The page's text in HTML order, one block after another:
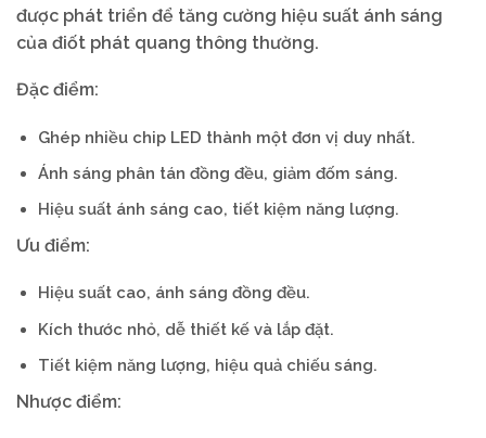
được phát triển để tăng cường hiệu suất ánh sáng
của điốt phát quang thông thường.
Đặc điểm:
Ghép nhiều chip LED thành một đơn vị duy nhất.
Ánh sáng phân tán đồng đều, giảm đốm sáng.
Hiệu suất ánh sáng cao, tiết kiệm năng lượng.
Ưu điểm:
Hiệu suất cao, ánh sáng đồng đều.
Kích thước nhỏ, dễ thiết kế và lắp đặt.
Tiết kiệm năng lượng, hiệu quả chiếu sáng.
Nhược điểm: